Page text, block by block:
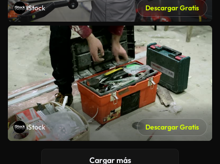
iStock Descargar Gratis
iStock Descargar Gratis
Cargar más